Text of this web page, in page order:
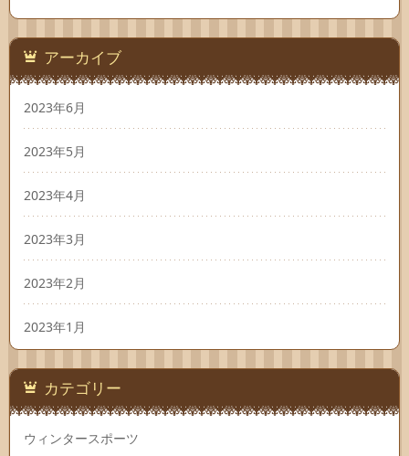
アーカイブ
2023年6月
2023年5月
2023年4月
2023年3月
2023年2月
2023年1月
カテゴリー
ウィンタースポーツ